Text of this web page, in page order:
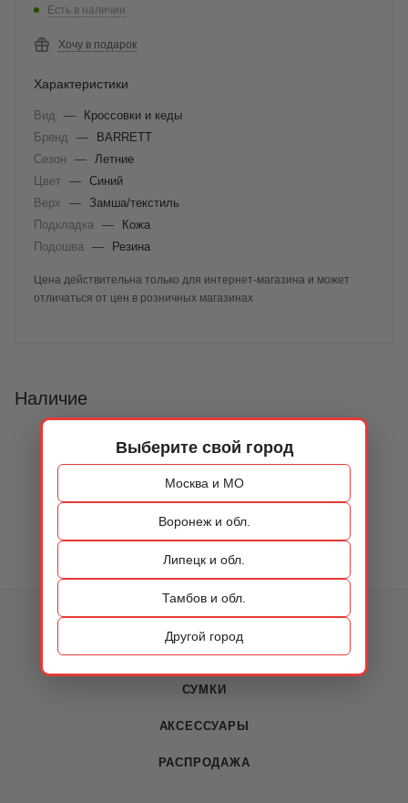
Выберите свой город
Москва и МО
Воронеж и обл.
Липецк и обл.
Тамбов и обл.
Другой город
Есть в наличии
Хочу в подарок
Характеристики
Вид —
Кроссовки и кеды
Бренд
—
BARRETT
Сезон
—
Летние
Цвет — Синий
Верх
— Замша/текстиль
Подкладка
—
Кожа
Подошва
— Резина
Цена действительна только для интернет-магазина и может
отличаться от цен в розничных магазинах
Наличие
КАТАЛОГ
ОБУВЬ
СУМКИ
АКСЕССУАРЫ
РАСПРОДАЖА